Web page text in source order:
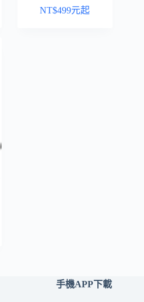
NT$499元起
手機APP下載